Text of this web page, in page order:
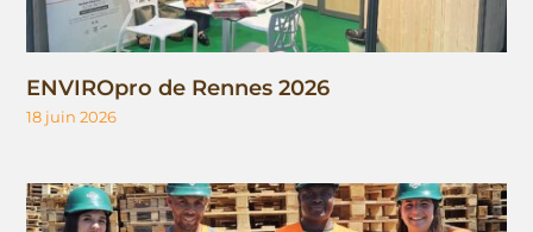
ENVIROpro de Rennes 2026
18 juin 2026